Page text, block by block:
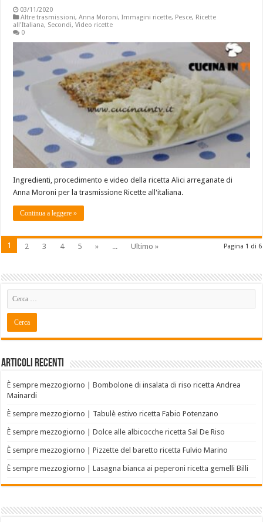
03/11/2020
Altre trasmissioni,Anna Moroni,Immagini ricette, Pesce, Ricette
all'Italiana, Secondi,Video ricette
0
Ingredienti, procedimento e video della ricetta Alici arreganate di
Anna Moroni per la trasmissione Ricette all'italiana.
Continua a leggere »
Pagina 1 di 6
1 2 3 4 5 » ... Ultimo »
Articoli recenti
È sempre mezzogiorno | Bombolone di insalata di riso ricetta Andrea
Mainardi
È sempre mezzogiorno | Tabulè estivo ricetta Fabio Potenzano
È sempre mezzogiorno | Dolce alle albicocche ricetta Sal De Riso
È sempre mezzogiorno | Pizzette del baretto ricetta Fulvio Marino
È sempre mezzogiorno | Lasagna bianca ai peperoni ricetta gemelli Billi